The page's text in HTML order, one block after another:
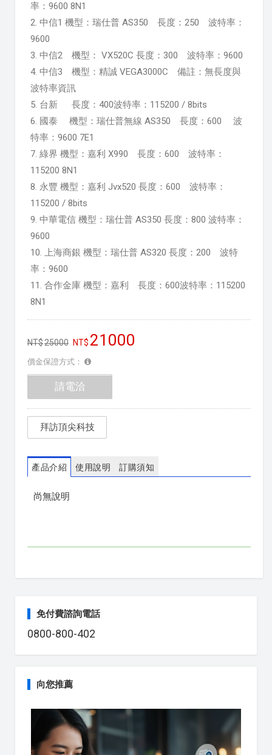
率：9600 8N1
2. 中信1 機型：瑞仕普 AS350 長度：250 波特率：
9600
3. 中信2 機型： VX520C 長度：300 波特率：9600
4. 中信3 機型：精誠 VEGA3000C 備註：無長度與
波特率資訊
5. 台新 長度：400波特率：115200 / 8bits
6. 國泰 機型：瑞仕普無線 AS350 長度：600 波
特率：9600 7E1
7. 綠界 機型：嘉利 X990 長度：600 波特率：
115200 8N1
8. 永豐 機型：嘉利 Jvx520 長度：600 波特率：
115200 / 8bits
9. 中華電信 機型：瑞仕普 AS350 長度：800 波特率：
9600
10. 上海商銀 機型：瑞仕普 AS320 長度：200 波特
率：9600
11. 合作金庫 機型：嘉利 長度：600波特率：115200
8N1
25000 21000
價金保證方式：
請電洽
拜訪頂尖科技
產品介紹 使用說明 訂購須知
尚無說明
免付費諮詢電話
0800-800-402
向您推薦